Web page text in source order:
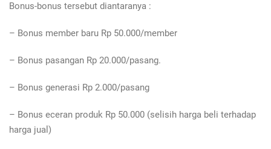
Bonus-bonus tersebut diantaranya :
– Bonus member baru Rp 50.000/member
– Bonus pasangan Rp 20.000/pasang.
– Bonus generasi Rp 2.000/pasang
– Bonus eceran produk Rp 50.000 (selisih harga beli terhadap
harga jual)